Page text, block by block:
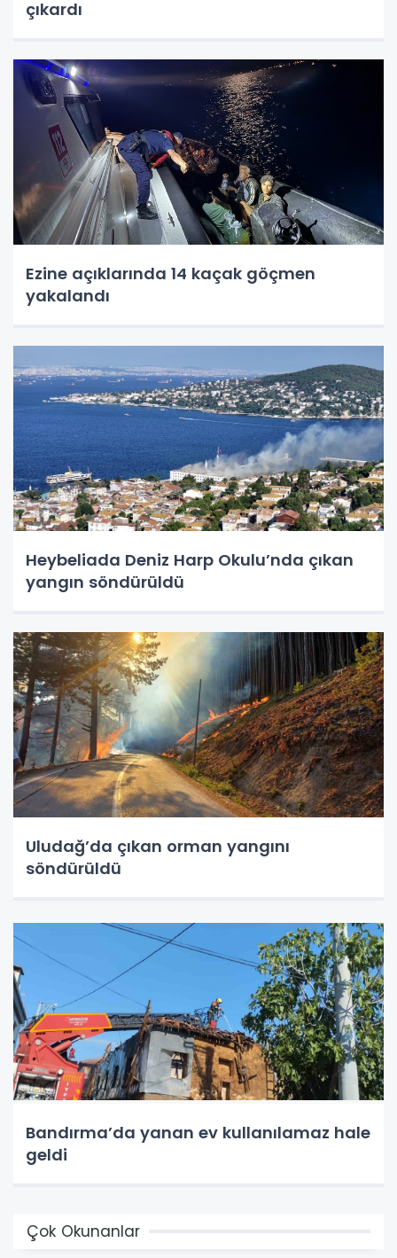
çıkardı
Ezine açıklarında 14 kaçak göçmen
yakalandı
Heybeliada Deniz Harp Okulu’nda çıkan
yangın söndürüldü
Uludağ’da çıkan orman yangını
söndürüldü
Bandırma’da yanan ev kullanılamaz hale
geldi
Çok Okunanlar